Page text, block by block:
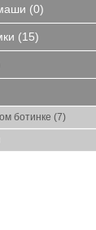
руб.
(0)
(15)
ботинке (7)